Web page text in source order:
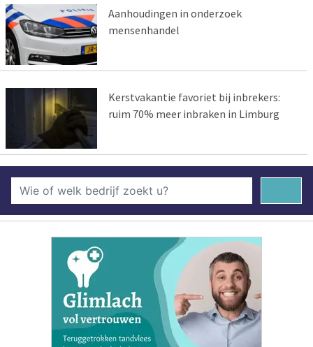
Aanhoudingen in onderzoek
mensenhandel
Kerstvakantie favoriet bij inbrekers:
ruim 70% meer inbraken in Limburg